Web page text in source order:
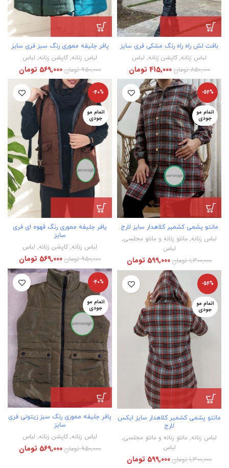
بافت لش راه راه رنگ مشکی فری سایز
لباس زنانه, کاپشن زنانه, لباس
850,000 تومان 415,000 تومان
پافر جلیقه مموری رنگ سبز فری سایز
لباس زنانه, کاپشن زنانه, لباس
950,000 تومان 569,000 تومان
-54%
اتمام مو
جودی
مانتو پشمی کشمیر کلاهدار سایز لارج
لباس زنانه, مانتو زنانه و مانتو مجلسی,
لباس
1,300,000 تومان 599,000 تومان
-40%
اتمام مو
جودی
پافر جلیقه مموری رنگ قهوه ای فری
سایز
لباس زنانه, کاپشن زنانه, لباس
950,000 تومان 569,000 تومان
-40%
اتمام مو
جودی
پافر جلیقه مموری رنگ سبز زیتونی فری
سایز
لباس زنانه, کاپشن زنانه, لباس
950,000 تومان 569,000 تومان
-54%
اتمام مو
جودی
مانتو پشمی کشمیر کلاهدار سایز ایکس
لارج
لباس زنانه, مانتو زنانه و مانتو مجلسی,
لباس
1,300,000 تومان 599,000 تومان